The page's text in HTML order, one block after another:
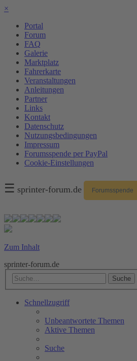
×
Portal
Forum
FAQ
Galerie
Marktplatz
Fahrerkarte
Veranstaltungen
Anleitungen
Partner
Links
Kontakt
Datenschutz
Nutzungsbedingungen
Impressum
Forumsspende per PayPal
Cookie-Einstellungen
☰ sprinter-forum.de Forumsspende
Zum Inhalt
sprinter-forum.de
Suche
Schnellzugriff
Unbeantwortete Themen
Aktive Themen
Suche